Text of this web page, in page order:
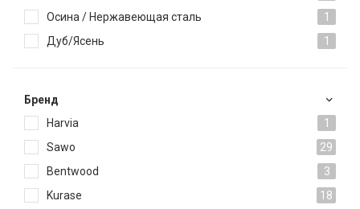
Осина / Нержавеющая сталь
1
Дуб/Ясень
1
Брeнд
Harvia
1
Sawo
29
Bentwood
3
Kurase
18